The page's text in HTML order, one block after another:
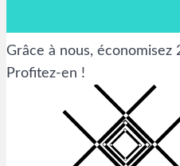
Grâce à nous, économisez
Profitez-en !